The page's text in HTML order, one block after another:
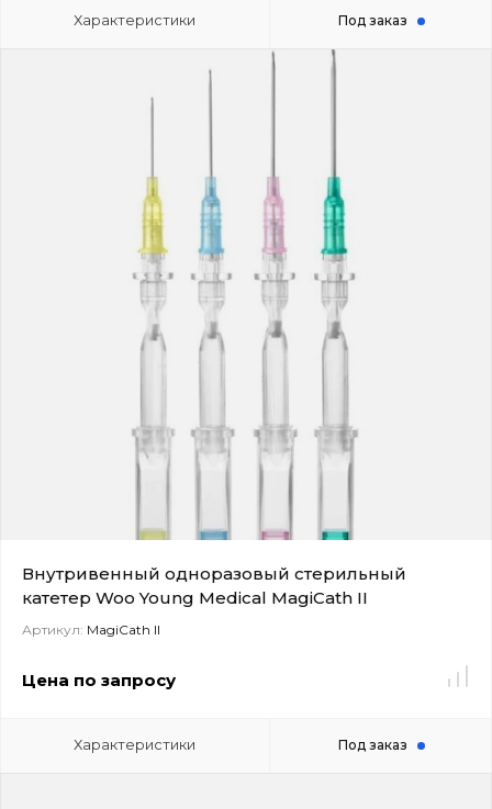
Характеристики Под заказ
Внутривенный одноразовый стерильный
катетер Woo Young Medical MagiCath II
Артикул: MagiCath II
Цена по запросу
Характеристики Под заказ